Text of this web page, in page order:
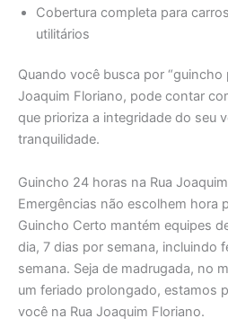
Cobertura completa para
utilitários
Quando você busca por “guincho
Joaquim Floriano, pode contar
que prioriza a integridade do seu
tranquilidade.
Guincho 24 horas na Rua
Emergências não escolhem hora
Guincho Certo mantém equipes
dia, 7 dias por semana, incluindo
semana. Seja de madrugada, no
um feriado prolongado, estamos
você na Rua Joaquim Floriano.